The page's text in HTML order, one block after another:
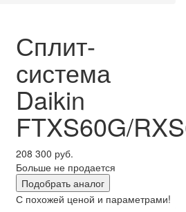
Сплит-
система
Daikin
FTXS60G/
208 300 руб.
Больше не продается
Подобрать аналог
С похожей ценой и параметрами!